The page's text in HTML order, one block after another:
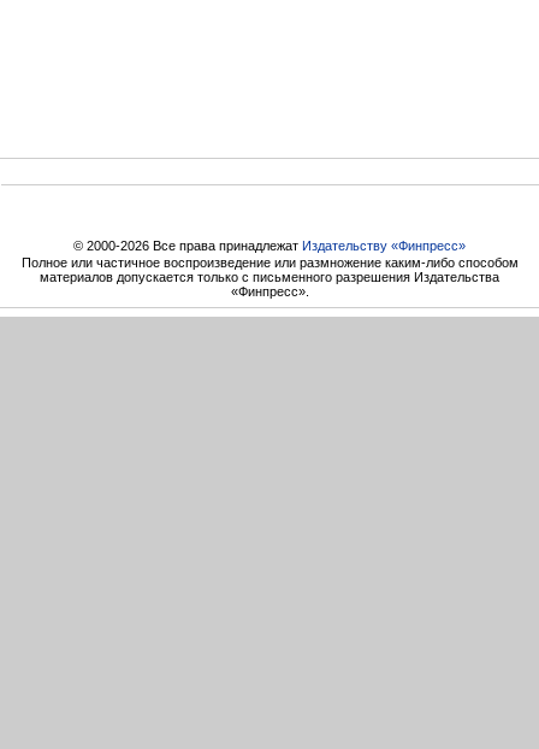
© 2000-2026 Все права принадлежат Издательству «Финпресс»
Полное или частичное воспроизведение или размножение каким-либо способом
материалов допускается только с письменного разрешения Издательства
«Финпресс».